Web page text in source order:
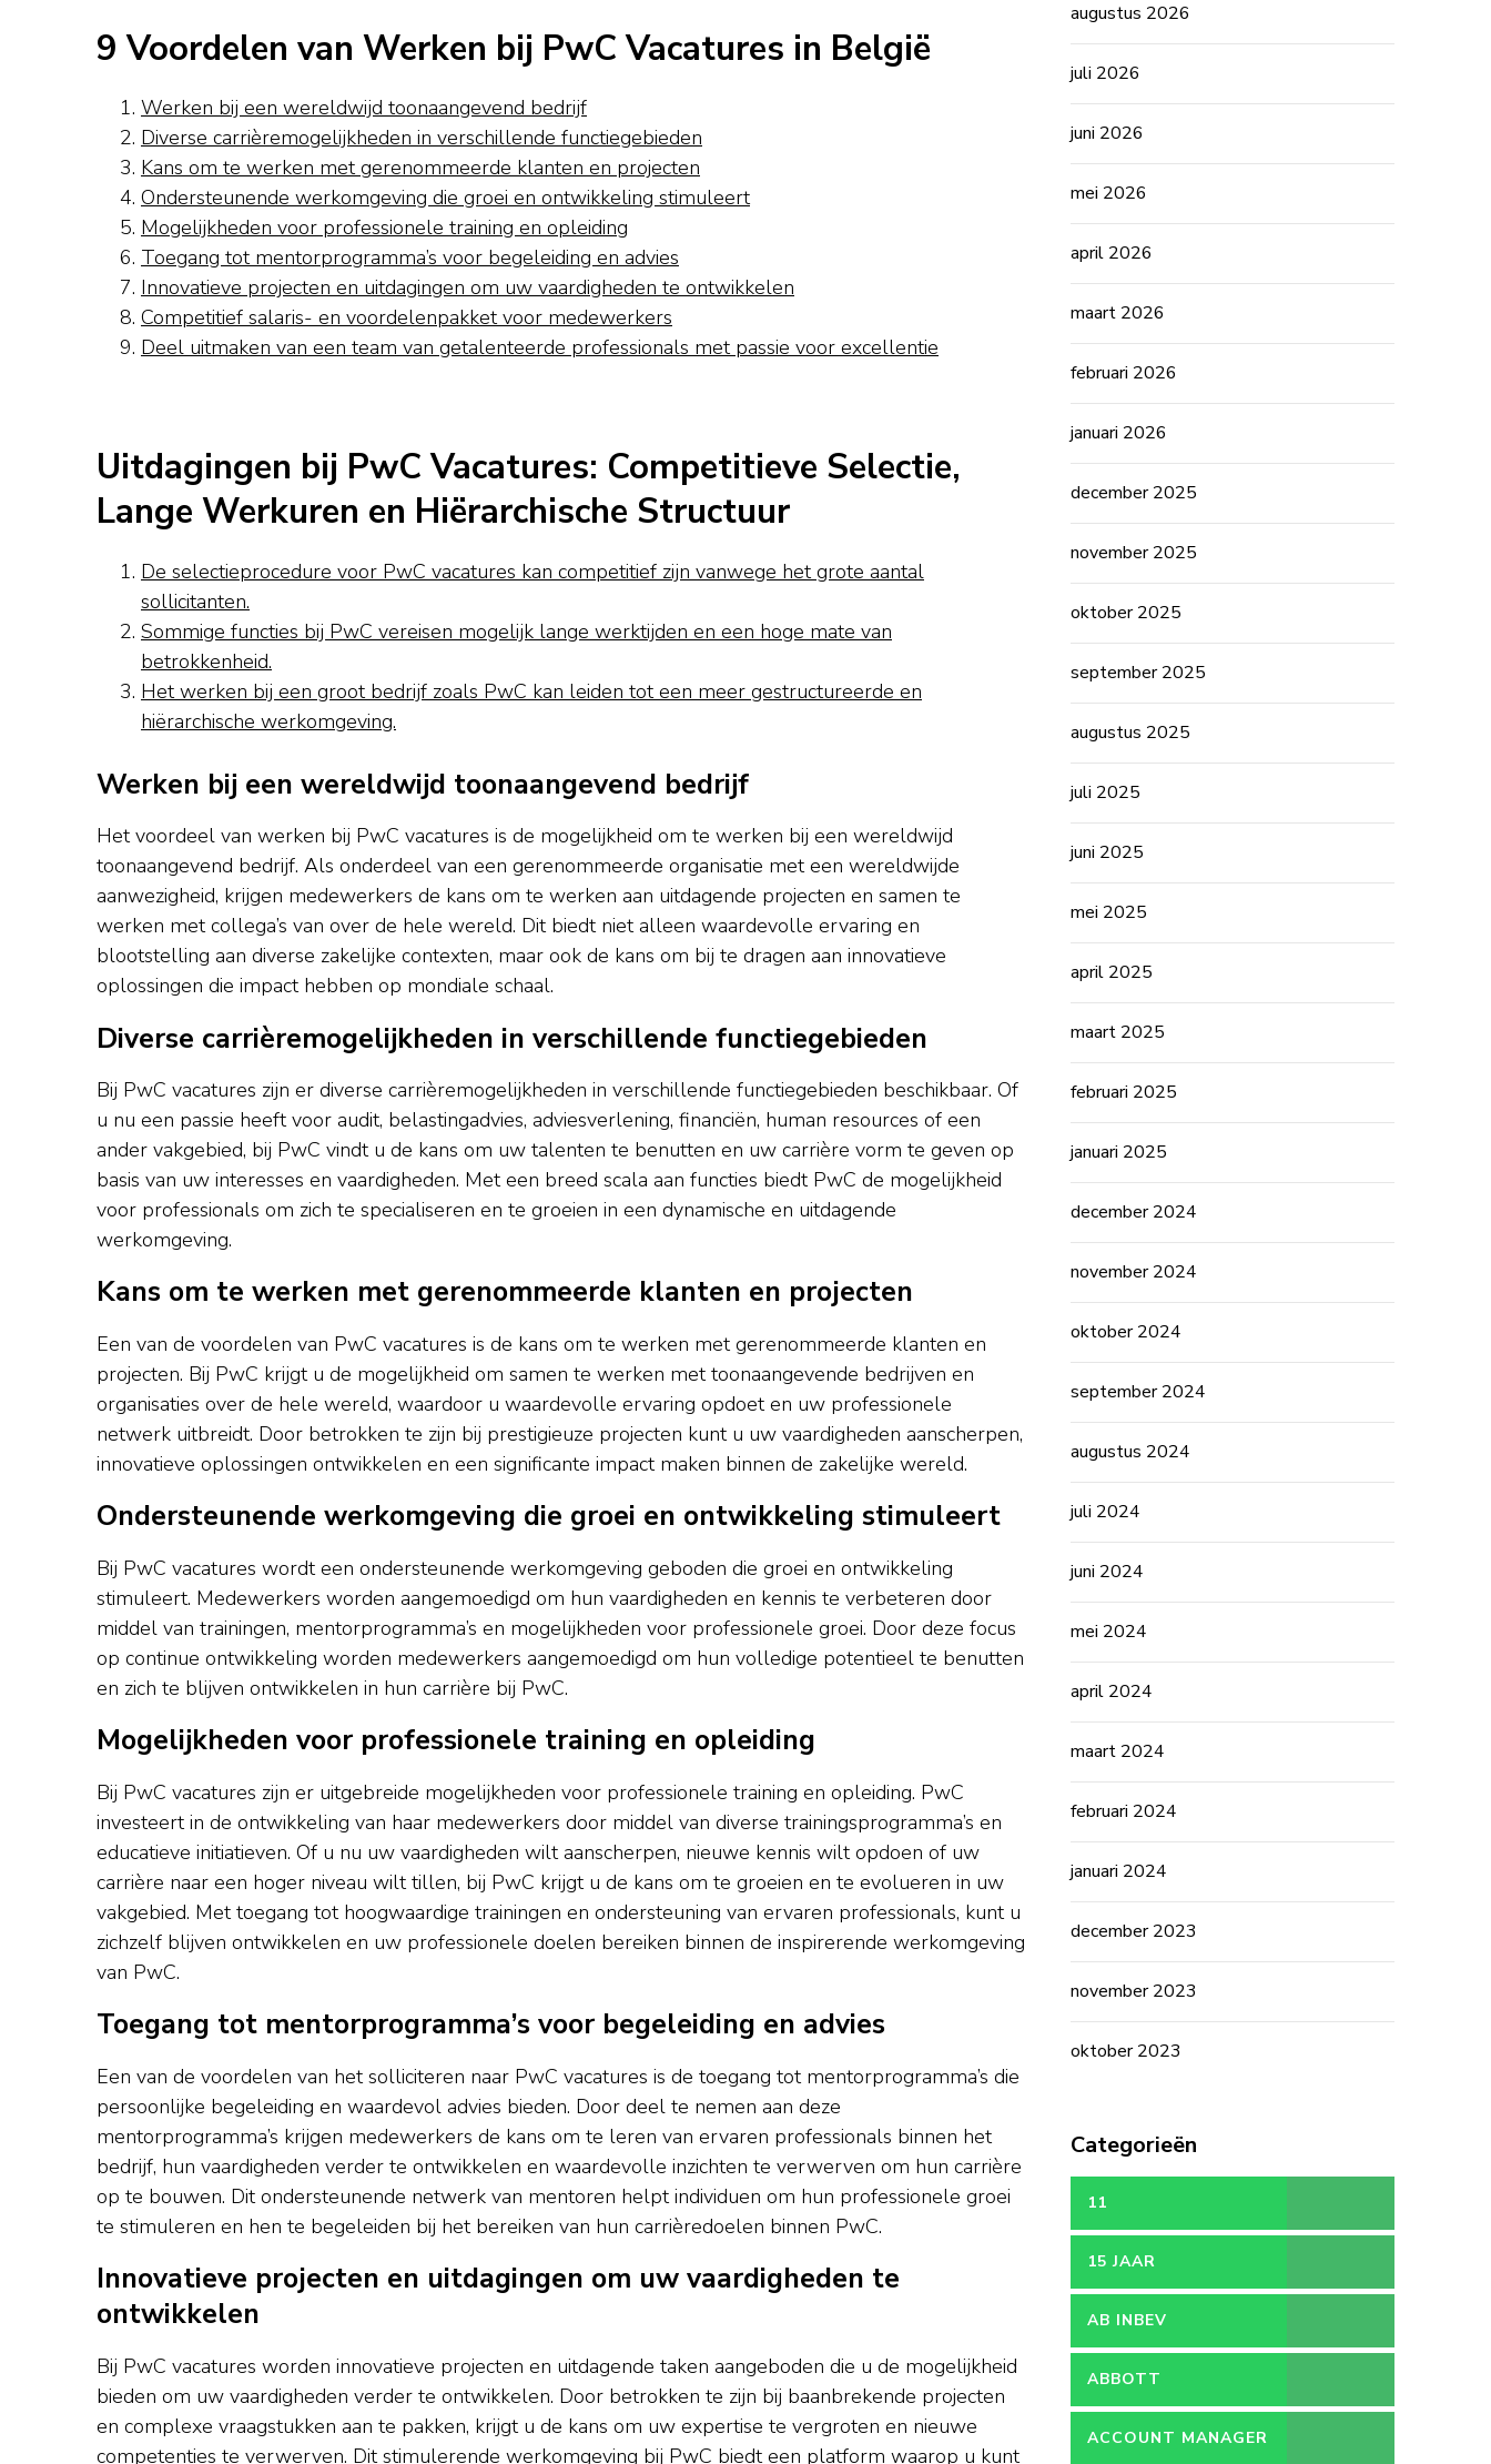
9 Voordelen van Werken bij PwC Vacatures in België
Werken bij een wereldwijd toonaangevend bedrijf
Diverse carrièremogelijkheden in verschillende functiegebieden
Kans om te werken met gerenommeerde klanten en projecten
Ondersteunende werkomgeving die groei en ontwikkeling stimuleert
Mogelijkheden voor professionele training en opleiding
Toegang tot mentorprogramma’s voor begeleiding en advies
Innovatieve projecten en uitdagingen om uw vaardigheden te ontwikkelen
Competitief salaris- en voordelenpakket voor medewerkers
Deel uitmaken van een team van getalenteerde professionals met passie voor excellentie
Uitdagingen bij PwC Vacatures: Competitieve Selectie,
Lange Werkuren en Hiërarchische Structuur
De selectieprocedure voor PwC vacatures kan competitief zijn vanwege het grote aantal
sollicitanten.
Sommige functies bij PwC vereisen mogelijk lange werktijden en een hoge mate van
betrokkenheid.
Het werken bij een groot bedrijf zoals PwC kan leiden tot een meer gestructureerde en
hiërarchische werkomgeving.
Werken bij een wereldwijd toonaangevend bedrijf
Het voordeel van werken bij PwC vacatures is de mogelijkheid om te werken bij een wereldwijd
toonaangevend bedrijf. Als onderdeel van een gerenommeerde organisatie met een wereldwijde
aanwezigheid, krijgen medewerkers de kans om te werken aan uitdagende projecten en samen te
werken met collega’s van over de hele wereld. Dit biedt niet alleen waardevolle ervaring en
blootstelling aan diverse zakelijke contexten, maar ook de kans om bij te dragen aan innovatieve
oplossingen die impact hebben op mondiale schaal.
Diverse carrièremogelijkheden in verschillende functiegebieden
Bij PwC vacatures zijn er diverse carrièremogelijkheden in verschillende functiegebieden beschikbaar. Of
u nu een passie heeft voor audit, belastingadvies, adviesverlening, financiën, human resources of een
ander vakgebied, bij PwC vindt u de kans om uw talenten te benutten en uw carrière vorm te geven op
basis van uw interesses en vaardigheden. Met een breed scala aan functies biedt PwC de mogelijkheid
voor professionals om zich te specialiseren en te groeien in een dynamische en uitdagende
werkomgeving.
Kans om te werken met gerenommeerde klanten en projecten
Een van de voordelen van PwC vacatures is de kans om te werken met gerenommeerde klanten en
projecten. Bij PwC krijgt u de mogelijkheid om samen te werken met toonaangevende bedrijven en
organisaties over de hele wereld, waardoor u waardevolle ervaring opdoet en uw professionele
netwerk uitbreidt. Door betrokken te zijn bij prestigieuze projecten kunt u uw vaardigheden aanscherpen,
innovatieve oplossingen ontwikkelen en een significante impact maken binnen de zakelijke wereld.
Ondersteunende werkomgeving die groei en ontwikkeling stimuleert
Bij PwC vacatures wordt een ondersteunende werkomgeving geboden die groei en ontwikkeling
stimuleert. Medewerkers worden aangemoedigd om hun vaardigheden en kennis te verbeteren door
middel van trainingen, mentorprogramma’s en mogelijkheden voor professionele groei. Door deze focus
op continue ontwikkeling worden medewerkers aangemoedigd om hun volledige potentieel te benutten
en zich te blijven ontwikkelen in hun carrière bij PwC.
Mogelijkheden voor professionele training en opleiding
Bij PwC vacatures zijn er uitgebreide mogelijkheden voor professionele training en opleiding. PwC
investeert in de ontwikkeling van haar medewerkers door middel van diverse trainingsprogramma’s en
educatieve initiatieven. Of u nu uw vaardigheden wilt aanscherpen, nieuwe kennis wilt opdoen of uw
carrière naar een hoger niveau wilt tillen, bij PwC krijgt u de kans om te groeien en te evolueren in uw
vakgebied. Met toegang tot hoogwaardige trainingen en ondersteuning van ervaren professionals, kunt u
zichzelf blijven ontwikkelen en uw professionele doelen bereiken binnen de inspirerende werkomgeving
van PwC.
Toegang tot mentorprogramma’s voor begeleiding en advies
Een van de voordelen van het solliciteren naar PwC vacatures is de toegang tot mentorprogramma’s die
persoonlijke begeleiding en waardevol advies bieden. Door deel te nemen aan deze
mentorprogramma’s krijgen medewerkers de kans om te leren van ervaren professionals binnen het
bedrijf, hun vaardigheden verder te ontwikkelen en waardevolle inzichten te verwerven om hun carrière
op te bouwen. Dit ondersteunende netwerk van mentoren helpt individuen om hun professionele groei
te stimuleren en hen te begeleiden bij het bereiken van hun carrièredoelen binnen PwC.
Innovatieve projecten en uitdagingen om uw vaardigheden te
ontwikkelen
Bij PwC vacatures worden innovatieve projecten en uitdagende taken aangeboden die u de mogelijkheid
bieden om uw vaardigheden verder te ontwikkelen. Door betrokken te zijn bij baanbrekende projecten
en complexe vraagstukken aan te pakken, krijgt u de kans om uw expertise te vergroten en nieuwe
competenties te verwerven. Dit stimulerende werkomgeving bij PwC biedt een platform waarop u kunt
augustus 2026
juli 2026
juni 2026
mei 2026
april 2026
maart 2026
februari 2026
januari 2026
december 2025
november 2025
oktober 2025
september 2025
augustus 2025
juli 2025
juni 2025
mei 2025
april 2025
maart 2025
februari 2025
januari 2025
december 2024
november 2024
oktober 2024
september 2024
augustus 2024
juli 2024
juni 2024
mei 2024
april 2024
maart 2024
februari 2024
januari 2024
december 2023
november 2023
oktober 2023
Categorieën
11
15 JAAR
AB INBEV
ABBOTT
ACCOUNT MANAGER